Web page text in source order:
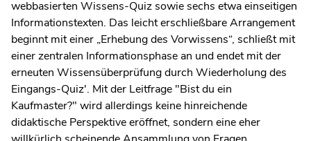
webbasierten Wissens-Quiz sowie sechs etwa einseitigen
Informationstexten. Das leicht erschließbare Arrangement
beginnt mit einer „Erhebung des Vorwissens“, schließt mit
einer zentralen Informationsphase an und endet mit der
erneuten Wissensüberprüfung durch Wiederholung des
Eingangs-Quiz'. Mit der Leitfrage "Bist du ein
Kaufmaster?" wird allerdings keine hinreichende
didaktische Perspektive eröffnet, sondern eine eher